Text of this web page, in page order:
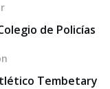
de Policías
Tembetary